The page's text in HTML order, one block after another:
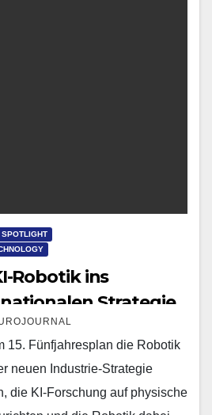
Robotik ins
Strategie
15. Fünfjahresplan die Robotik
neuen Industrie-Strategie
die KI-Forschung auf physische